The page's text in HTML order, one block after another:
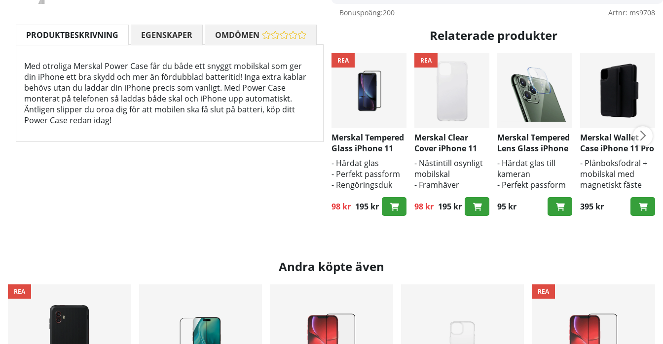
Bonuspoäng:200 Artnr: ms9708
PRODUKTBESKRIVNING
Med otroliga Merskal Power Case får du både ett snyggt mobilskal som ger
din iPhone ett bra skydd och mer än fördubblad batteritid! Inga extra kablar
behövs utan du laddar din iPhone precis som vanligt. Med Power Case
monterat på telefonen så laddas både skal och iPhone upp automatiskt.
Äntligen slipper du oroa dig för att mobilen ska få slut på batteri, köp ditt
Power Case redan idag!
EGENSKAPER OMDÖMEN Relaterade produkter
REA
Merskal Tempered
Glass iPhone 11
Pro Max (2.5D)
- Härdat glas
- Perfekt passform
- Rengöringsduk
inkluderad
98 kr 195 kr
Ordinarie pris:
REA
Merskal Clear
Cover iPhone 11
Pro Max
- Nästintill osynligt
mobilskal
- Framhäver
originaldesign
- Bra skydd mot
98 kr 195 kr
Ordinarie pris:
Merskal Tempered
Lens Glass iPhone
11 Pro Max
- Härdat glas till
kameran
- Perfekt passform
- Skyddar mot repor
på kameralinsen
95 kr
Merskal Wallet
Case iPhone 11 Pro
Max
- Plånboksfodral +
mobilskal med
magnetiskt fäste
mobilskal, pop out
- Stöd för trådlös
395 kr
Andra köpte även
REA REA